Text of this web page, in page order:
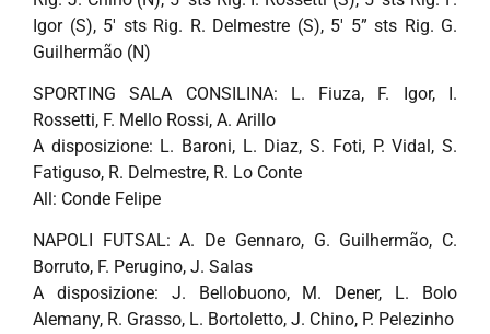
Igor (S), 5′ sts Rig. R. Delmestre (S), 5′ 5” sts Rig. G.
Guilhermão (N)
SPORTING SALA CONSILINA: L. Fiuza, F. Igor, I.
Rossetti, F. Mello Rossi, A. Arillo
A disposizione: L. Baroni, L. Diaz, S. Foti, P. Vidal, S.
Fatiguso, R. Delmestre, R. Lo Conte
All: Conde Felipe
NAPOLI FUTSAL: A. De Gennaro, G. Guilhermão, C.
Borruto, F. Perugino, J. Salas
A disposizione: J. Bellobuono, M. Dener, L. Bolo
Alemany, R. Grasso, L. Bortoletto, J. Chino, P. Pelezinho